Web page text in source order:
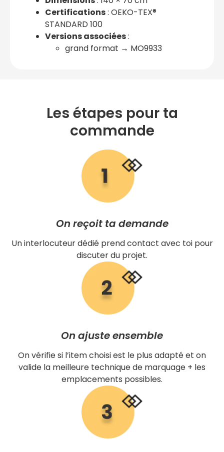
Certifications: OEKO-TEX®
STANDARD 100
Versions associées:
grand format → MO9933
Les étapes pour ta
commande
On reçoit ta demande
Un interlocuteur dédié prend contact avec toi pour
discuter du projet.
On ajuste ensemble
On vérifie si l’item choisi est le plus adapté et on
valide la meilleure technique de marquage + les
emplacements possibles.